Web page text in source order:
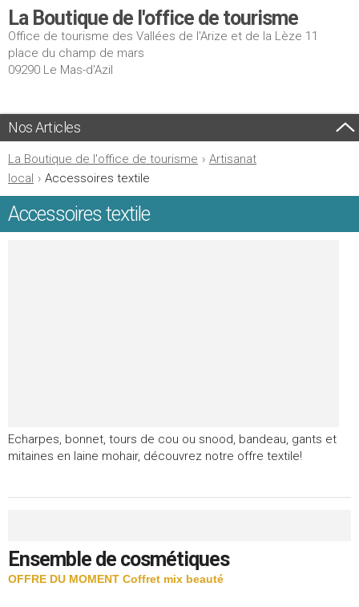
La Boutique de l'office de tourisme
Office de tourisme des Vallées de l'Arize et de la Lèze 11
place du champ de mars
09290 Le Mas-d'Azil
Nos Articles
La Boutique de l'office de tourisme › Artisanat
local › Accessoires textile
Accessoires textile
Echarpes, bonnet, tours de cou ou snood, bandeau, gants et
mitaines en laine mohair, découvrez notre offre textile!
Ensemble de cosmétiques
OFFRE DU MOMENT Coffret mix beauté